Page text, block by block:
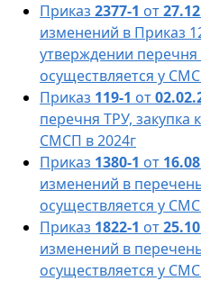
Приказ 2377-1 от
изменений в Приказ
утверждении перечня
осуществляется у
Приказ 119-1 от
перечня ТРУ, закупка
СМСП в 2024г
Приказ 1380-1 от
изменений в
осуществляется у
Приказ 1822-1 от
изменений в
осуществляется у